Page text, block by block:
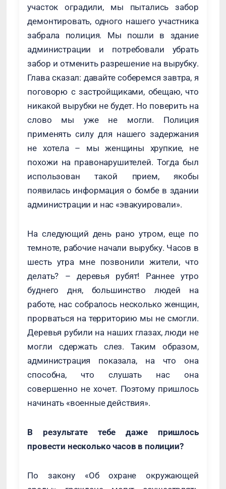
участок оградили, мы пытались забор
демонтировать, одного нашего участника
забрала полиция. Мы пошли в здание
администрации и потребовали убрать
забор и отменить разрешение на вырубку.
Глава сказал: давайте соберемся завтра, я
поговорю с застройщиками, обещаю, что
никакой вырубки не будет. Но поверить на
слово мы уже не могли. Полиция
применять силу для нашего задержания
не хотела – мы женщины хрупкие, не
похожи на правонарушителей. Тогда был
использован такой прием, якобы
появилась информация о бомбе в здании
администрации и нас «эвакуировали».
На следующий день рано утром, еще по
темноте, рабочие начали вырубку. Часов в
шесть утра мне позвонили жители, что
делать? – деревья рубят! Раннее утро
буднего дня, большинство людей на
работе, нас собралось несколько женщин,
прорваться на территорию мы не смогли.
Деревья рубили на наших глазах, люди не
могли сдержать слез. Таким образом,
администрация показала, на что она
способна, что слушать нас она
совершенно не хочет. Поэтому пришлось
начинать «военные действия».
В результате тебе даже пришлось
провести несколько часов в полиции?
По закону «Об охране окружающей